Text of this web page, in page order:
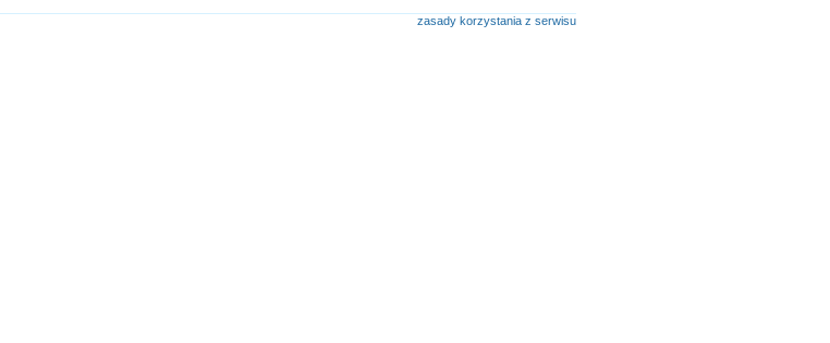
zasady korzystania z serwisu